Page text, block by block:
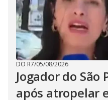
DO R7/05/08/2026
Jogador do São
após atropelar